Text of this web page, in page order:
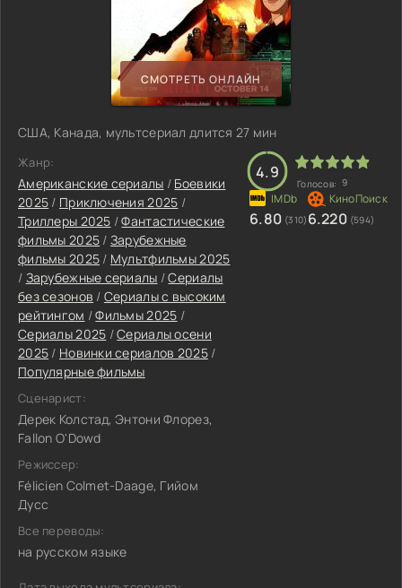
СМОТРЕТЬ ОНЛАЙН
США, Канада, мультсериал длится 27 мин
Жанр:
Американские сериалы / Боевики
2025 / Приключения 2025 /
Триллеры 2025 /Фантастические
фильмы 2025 / Зарубежные
фильмы 2025 / Мультфильмы 2025
/ Зарубежные сериалы /Сериалы
без сезонов / Сериалы с высоким
рейтингом /Фильмы 2025 /
Сериалы 2025 /Сериалы осени
2025 / Новинки сериалов 2025/
Популярные фильмы
Сценарист:
Дерек Колстад, Энтони Флорез,
Fallon O'Dowd
Режиссер:
Félicien Colmet-Daage, Гийом
Дусс
Все переводы:
на русском языке
4.9
Голосов: 9
6.80 (310) 6.220 (594)